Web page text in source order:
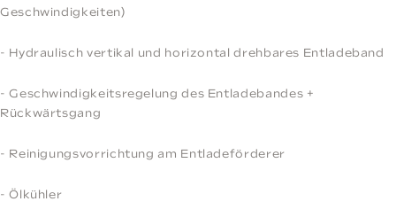
Geschwindigkeiten)
- Hydraulisch vertikal und horizontal drehbares Entladeband
- Geschwindigkeitsregelung des Entladebandes +
Rückwärtsgang
- Reinigungsvorrichtung am Entladeförderer
- Ölkühler